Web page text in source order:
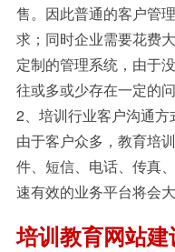
售。因此普通的客户管
求；同时企业需要花费
定制的管理系统，由于
往或多或少存在一定的
2、培训行业客户沟通方
由于客户众多，教育培
件、短信、电话、传真
速有效的业务平台将会
培训教育网站